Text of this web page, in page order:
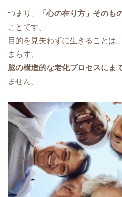
つまり、 「心の在り方」そのも
ことです。
目的を見失わずに生きることは
まらず、
脳の構造的な老化プロセスにま
ません。